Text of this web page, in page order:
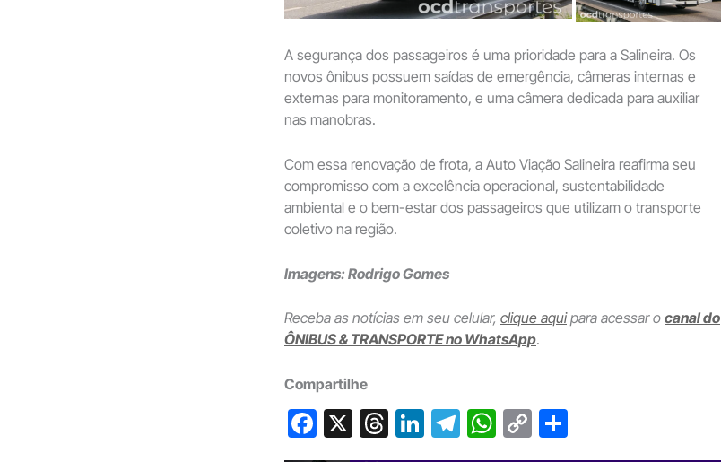
A segurança dos passageiros é uma prioridade para a Salineira. Os
novos ônibus possuem saídas de emergência, câmeras internas e
externas para monitoramento, e uma câmera dedicada para auxiliar
nas manobras.
Com essa renovação de frota, a Auto Viação Salineira reafirma seu
compromisso com a excelência operacional, sustentabilidade
ambiental e o bem-estar dos passageiros que utilizam o transporte
coletivo na região.
Imagens: Rodrigo Gomes
Receba as notícias em seu celular, clique aquipara acessar o canal do
ÔNIBUS & TRANSPORTE no WhatsApp.
Compartilhe
F
a
X
T
hr
Li
n
T
el
W
h
C
o h